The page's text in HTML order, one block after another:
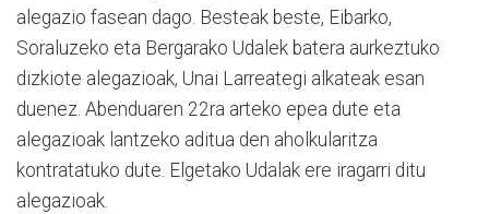
alegazio fasean dago. Besteak beste, Eibarko,
Soraluzeko eta Bergarako Udalek batera aurkeztuko
dizkiote alegazioak, Unai Larreategi alkateak esan
duenez. Abenduaren 22ra arteko epea dute eta
alegazioak lantzeko aditua den aholkularitza
kontratatuko dute. Elgetako Udalak ere iragarri ditu
alegazioak.